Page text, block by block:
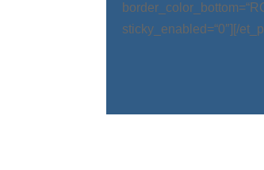
sticky_enabled=“0″][/